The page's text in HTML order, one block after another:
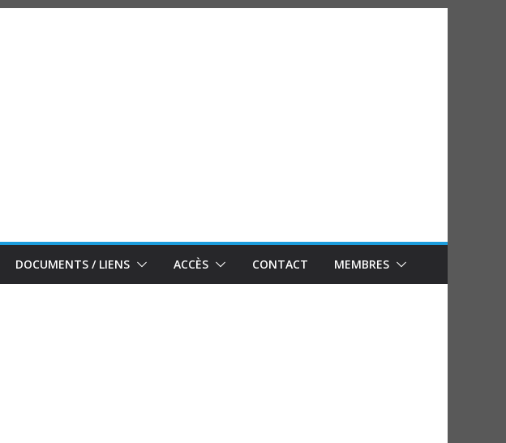
DOCUMENTS / LIENS ACCÈS CONTACT MEMBRES